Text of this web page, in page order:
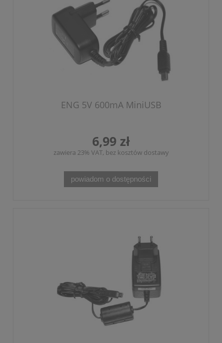
ENG 5V 600mA MiniUSB
6,99 zł
zawiera 23% VAT, bez kosztów dostawy
powiadom o dostępności